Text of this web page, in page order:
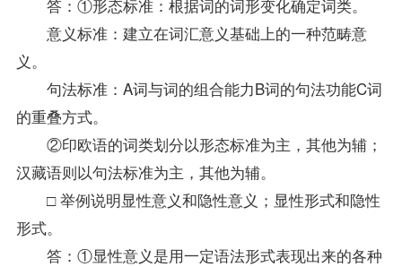
答：①形态标准：根据词的词形变化确定词类。
意义标准：建立在词汇意义基础上的一种范畴意
义。
句法标准：A词与词的组合能力B词的句法功能C词
的重叠方式。
②印欧语的词类划分以形态标准为主，其他为辅；
汉藏语则以句法标准为主，其他为辅。
□ 举例说明显性意义和隐性意义；显性形式和隐性
形式。
答：①显性意义是用一定语法形式表现出来的各种